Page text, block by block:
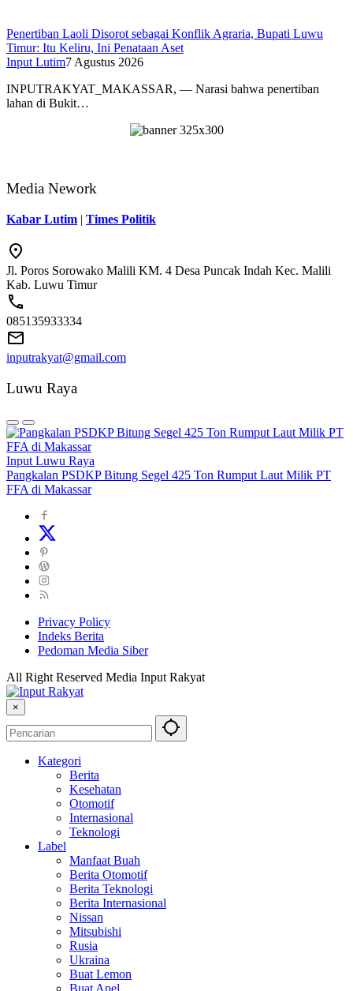
Penertiban Laoli Disorot sebagai Konflik Agraria, Bupati Luwu
Timur: Itu Keliru, Ini Penataan Aset
Input Lutim7 Agustus 2026
INPUTRAKYAT_MAKASSAR, — Narasi bahwa penertiban
lahan di Bukit…
Media Nework
Kabar Lutim | Times Politik
Jl. Poros Sorowako Malili KM. 4 Desa Puncak Indah Kec. Malili
Kab. Luwu Timur
085135933334
inputrakyat@gmail.com
Luwu Raya
Input Luwu Raya
Pangkalan PSDKP Bitung Segel 425 Ton Rumput Laut Milik PT
FFA di Makassar
Privacy Policy
Indeks Berita
Pedoman Media Siber
All Right Reserved Media Input Rakyat
×
Kategori
Berita
Kesehatan
Otomotif
Internasional
Teknologi
Label
Manfaat Buah
Berita Otomotif
Berita Teknologi
Berita Internasional
Nissan
Mitsubishi
Rusia
Ukraina
Buat Lemon